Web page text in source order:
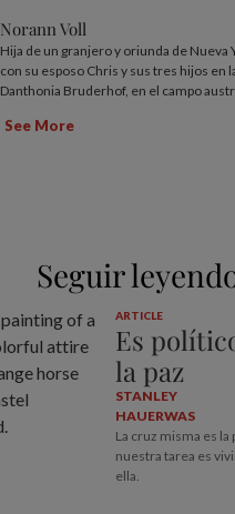
Norann Voll
Hija de un granjero y oriunda de Nueva
con su esposo Chris y sus tres hijos en
Danthonia Bruderhof, en el campo
See More
Seguir
ARTICLE
Es
la paz
STANLEY
HAUERWAS
La cruz misma es la
nuestra tarea es
ella.